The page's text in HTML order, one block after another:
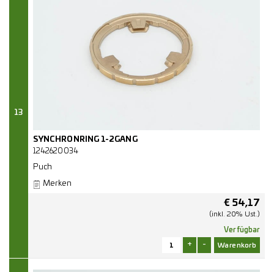
13
SYNCHRONRING 1-2GANG
1242620034
Puch
Merken
€ 54,17
(inkl. 20% Ust.)
Verfügbar
+ -